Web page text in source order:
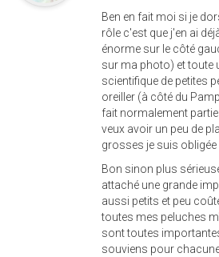
Ben en fait moi si je
rôle c'est que j'en ai
énorme sur le côté
sur ma photo) et toute
scientifique de petites
oreiller (à côté du
fait normalement
veux avoir un peu de
grosses je suis obligée
Bon sinon plus
attaché une grande
aussi petits et peu
toutes mes peluches
sont toutes
souviens pour